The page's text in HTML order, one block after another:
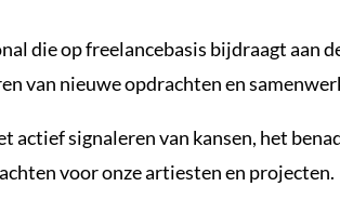
die op freelancebasis bijdraagt aan
van nieuwe opdrachten en
actief signaleren van kansen, het
voor onze artiesten en projecten.